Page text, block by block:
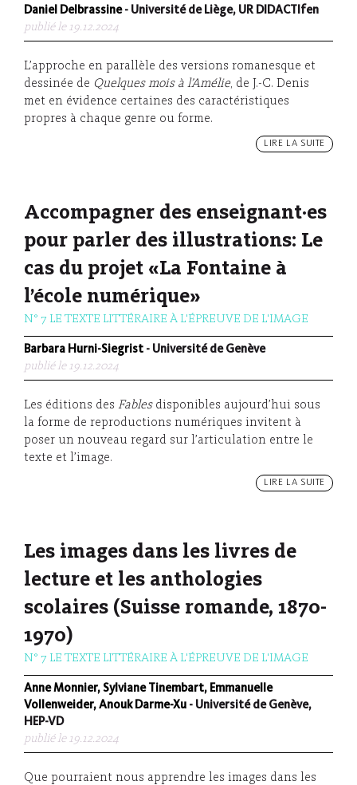
Daniel Delbrassine- Université de Liège, UR DIDACTIfen
publié le 19.12.2024
L’approche en parallèle des versions romanesque et
dessinée de Quelques mois à l’Amélie, de J.-C. Denis
met en évidence certaines des caractéristiques
propres à chaque genre ou forme.
LIRE LA SUITE
Accompagner des enseignant·es
pour parler des illustrations: Le
cas du projet «La Fontaine à
l’école numérique»
N° 7 LE TEXTE LITTÉRAIRE À L'ÉPREUVE DE L'IMAGE
Barbara Hurni-Siegrist - Université de Genève
publié le 19.12.2024
Les éditions des Fablesdisponibles aujourd’hui sous
la forme de reproductions numériques invitent à
poser un nouveau regard sur l’articulation entre le
texte et l’image.
LIRE LA SUITE
Les images dans les livres de
lecture et les anthologies
scolaires (Suisse romande, 1870-
1970)
N° 7 LE TEXTE LITTÉRAIRE À L'ÉPREUVE DE L'IMAGE
Anne Monnier, Sylviane Tinembart, Emmanuelle
Vollenweider, Anouk Darme-Xu - Université de Genève,
HEP-VD
publié le 19.12.2024
Que pourraient nous apprendre les images dans les